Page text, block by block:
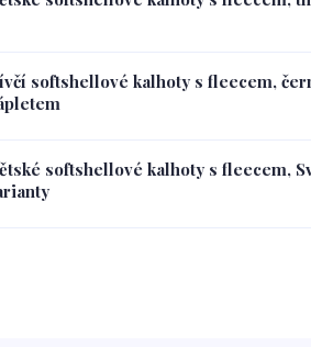
softshellové kalhoty s fleecem,
softshellové kalhoty s fleecem,